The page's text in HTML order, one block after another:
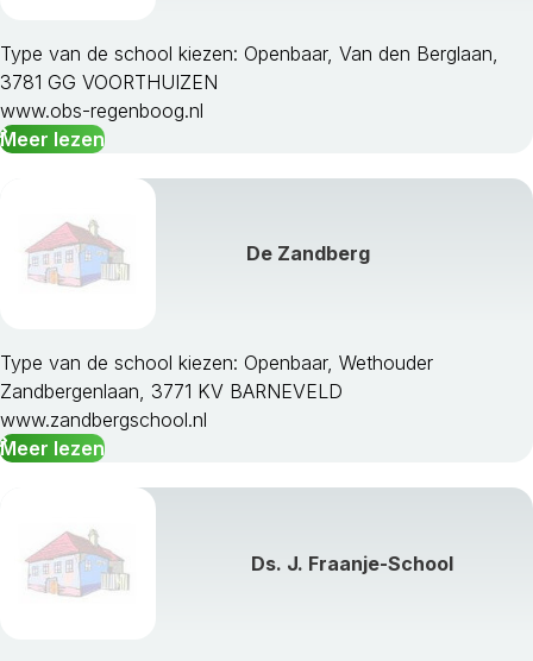
Type van de school kiezen: Openbaar, Van den Berglaan,
3781 GG VOORTHUIZEN
www.obs-regenboog.nl
Meer lezen
De Zandberg
Type van de school kiezen: Openbaar, Wethouder
Zandbergenlaan, 3771 KV BARNEVELD
www.zandbergschool.nl
Meer lezen
Ds. J. Fraanje-School